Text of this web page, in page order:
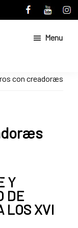
Menu
con creadoræs
Y
DE
LOS XVI